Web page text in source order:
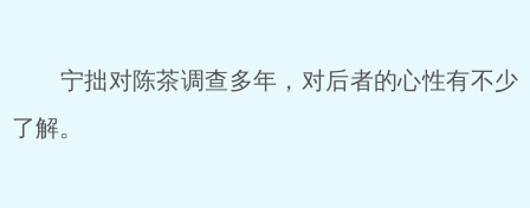
宁拙对陈茶调查多年，对后者的心性有不少
了解。